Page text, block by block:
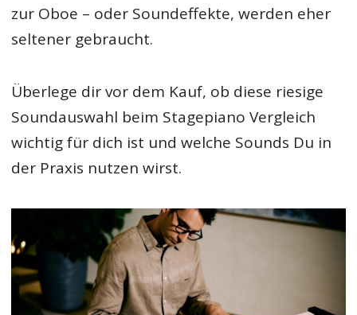
zur Oboe – oder Soundeffekte, werden eher
seltener gebraucht.
Überlege dir vor dem Kauf, ob diese riesige
Soundauswahl beim Stagepiano Vergleich
wichtig für dich ist und welche Sounds Du in
der Praxis nutzen wirst.